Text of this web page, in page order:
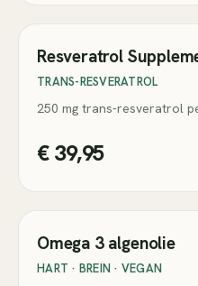
Resveratrol
TRANS-RESVERATROL
250 mg trans-resveratrol
€ 39,95
Algen
Omega 3 algenolie
HART · BREIN · VEGAN